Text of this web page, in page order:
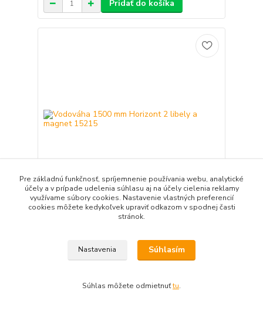
Pridať do košíka
Vodováha 1500 mm Horizont 2 libely a magnet
44,92 EURbez DPH
Pre základnú funkčnosť, spríjemnenie používania webu, analytické
účely a v prípade udelenia súhlasu aj na účely cielenia reklamy
využívame súbory cookies. Nastavenie vlastných preferencií
cookies môžete kedykoľvek upraviť odkazom v spodnej časti
stránok.
Nastavenia Súhlasím
Súhlas môžete odmietnuťtu.